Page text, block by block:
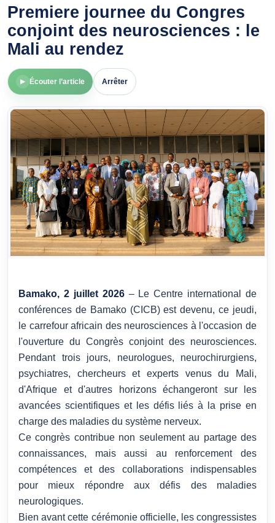
Premiere journee du Congres
conjoint des neurosciences : le
Mali au rendez
▶ Écouter l’article Arrêter
Bamako, 2 juillet 2026 – Le Centre international de
conférences de Bamako (CICB) est devenu, ce jeudi,
le carrefour africain des neurosciences à l'occasion de
l'ouverture du Congrès conjoint des neurosciences.
Pendant trois jours, neurologues, neurochirurgiens,
psychiatres, chercheurs et experts venus du Mali,
d'Afrique et d'autres horizons échangeront sur les
avancées scientifiques et les défis liés à la prise en
charge des maladies du système nerveux.
Ce congrès contribue non seulement au partage des
connaissances, mais aussi au renforcement des
compétences et des collaborations indispensables
pour mieux répondre aux défis des maladies
neurologiques.
Bien avant cette cérémonie officielle, les congressistes